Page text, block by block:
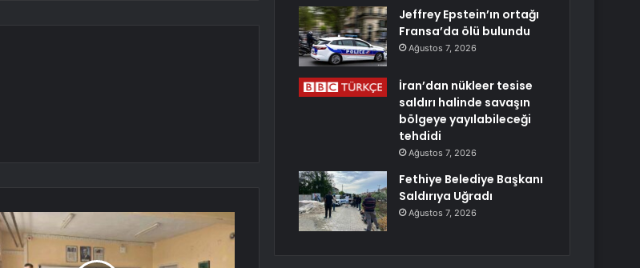
Jeffrey Epstein’ın ortağı
Fransa’da ölü bulundu
Ağustos 7, 2026
İran’dan nükleer tesise
saldırı halinde savaşın
bölgeye yayılabileceği
tehdidi
Ağustos 7, 2026
Fethiye Belediye Başkanı
Saldırıya Uğradı
Ağustos 7, 2026